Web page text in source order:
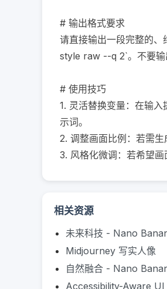
# 输出格式要求
请直接输出一段完整的
style raw --q 2`。不要输
# 使用技巧
1. 灵活替换变量：在输
示词。
2. 调整画面比例：若需
3. 风格化微调：若希望
相关资源
未来科技 - Nano
Midjourney 写实人像
自然融合 - Nano
Accessibility-Aware